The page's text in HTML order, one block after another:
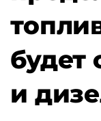
будет
и